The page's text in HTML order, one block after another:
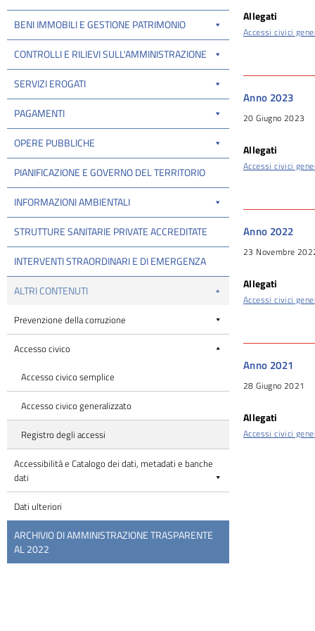
BENI IMMOBILI E GESTIONE PATRIMONIO
CONTROLLI E RILIEVI SULL'AMMINISTRAZIONE
SERVIZI EROGATI
PAGAMENTI
OPERE PUBBLICHE
PIANIFICAZIONE E GOVERNO DEL TERRITORIO
INFORMAZIONI AMBIENTALI
STRUTTURE SANITARIE PRIVATE ACCREDITATE
INTERVENTI STRAORDINARI E DI EMERGENZA
ALTRI CONTENUTI
Prevenzione della corruzione
Accesso civico
Accesso civico semplice
Accesso civico generalizzato
Registro degli accessi
Accessibilità e Catalogo dei dati, metadati e banche
dati
Dati ulteriori
ARCHIVIO DI AMMINISTRAZIONE TRASPARENTE
AL 2022
Allegati
Accessi civici
Anno 2023
20 Giugno 2023
Allegati
Accessi civici
Anno 2022
23 Novembre
Allegati
Accessi civici
Anno 2021
28 Giugno 2021
Allegati
Accessi civici